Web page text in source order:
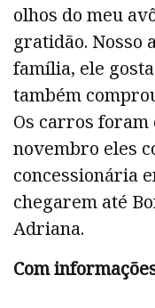
olhos do meu
gratidão. Nosso
família, ele
também
Os carros foram
novembro eles
concessionária
chegarem até
Adriana.
Com